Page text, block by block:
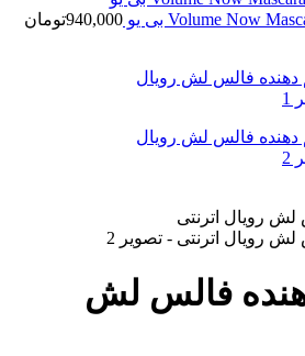
940,000تومان
فالس لش